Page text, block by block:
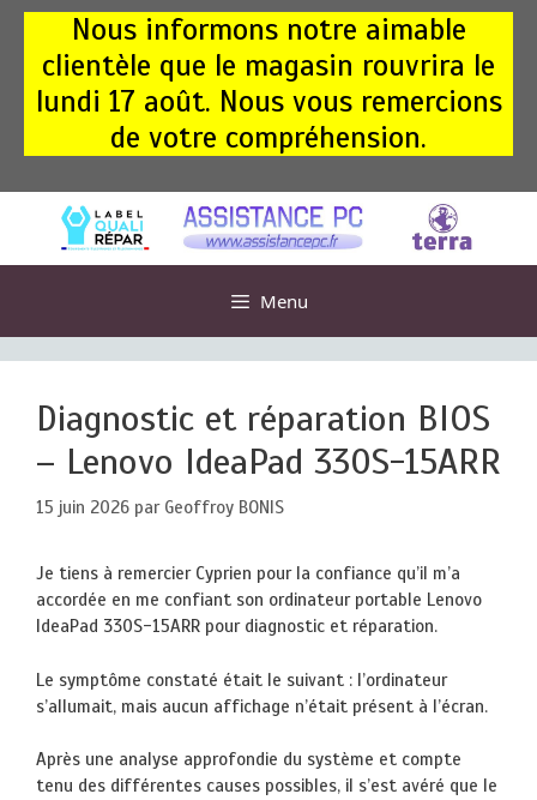
Aller
contenu
Nous informons notre aimable
clientèle que le magasin rouvrira le
lundi 17 août. Nous vous remercions
de votre compréhension.
Menu
Diagnostic et réparation BIOS
– Lenovo IdeaPad 330S-15ARR
15 juin 2026 par Geoffroy BONIS
Je tiens à remercier Cyprien pour la confiance qu’il m’a
accordée en me confiant son ordinateur portable Lenovo
IdeaPad 330S-15ARR pour diagnostic et réparation.
Le symptôme constaté était le suivant : l’ordinateur
s’allumait, mais aucun affichage n’était présent à l’écran.
Après une analyse approfondie du système et compte
tenu des différentes causes possibles, il s’est avéré que le